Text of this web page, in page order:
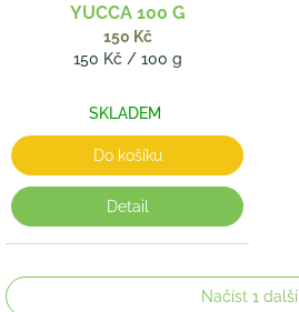
YUCCA 100 G
150 Kč
Měrná
150 Kč / 100 g
SKLADEM
Do košíku
Detail
Načíst 1 další